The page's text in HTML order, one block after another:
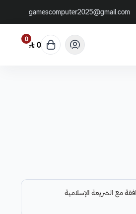
gamescomputer2025@gmail.com
0 0